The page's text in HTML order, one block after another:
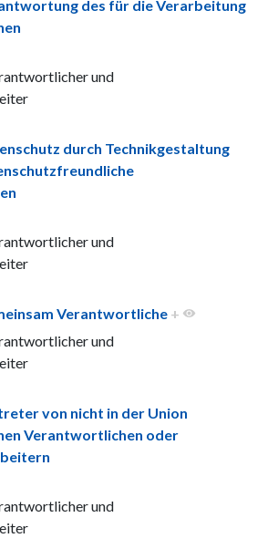
des für die Verarbeitung
und
durch Technikgestaltung
und
Verantwortliche +
und
von nicht in der Union
Verantwortlichen oder
und